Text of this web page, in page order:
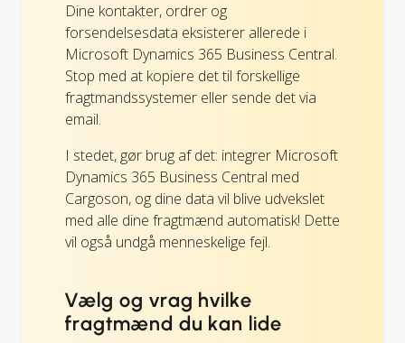
Dine kontakter, ordrer og
forsendelsesdata eksisterer allerede i
Microsoft Dynamics 365 Business Central.
Stop med at kopiere det til forskellige
fragtmandssystemer eller sende det via
email.
I stedet, gør brug af det: integrer Microsoft
Dynamics 365 Business Central med
Cargoson, og dine data vil blive udvekslet
med alle dine fragtmænd automatisk! Dette
vil også undgå menneskelige fejl.
Vælg og vrag hvilke
fragtmænd du kan lide